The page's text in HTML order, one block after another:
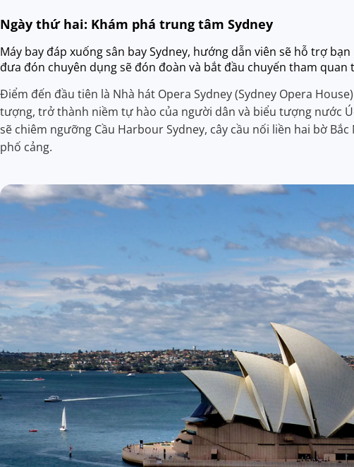
Ngày thứ hai: Khám phá trung tâm Sydney
Máy bay đáp xuống sân bay Sydney, hướng dẫn viên sẽ hỗ trợ
đưa đón chuyên dụng sẽ đón đoàn và bắt đầu chuyến tham quan
Điểm đến đầu tiên là Nhà hát Opera Sydney (Sydney Opera
tượng, trở thành niềm tự hào của người dân và biểu tượng nước
sẽ chiêm ngưỡng Cầu Harbour Sydney, cây cầu nối liền hai bờ
phố cảng.